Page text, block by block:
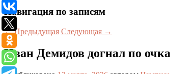
Навигация по записям
←Предыдущая Следующая →
Иван Демидов догнал по